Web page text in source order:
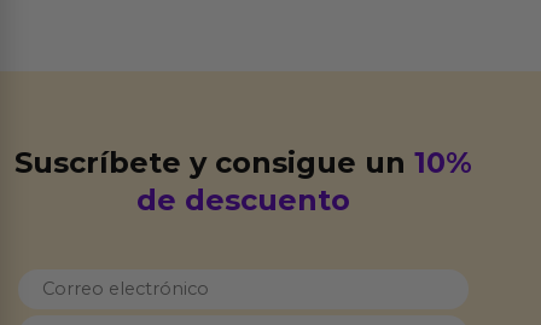
Suscríbete y consigue un10%
de descuento